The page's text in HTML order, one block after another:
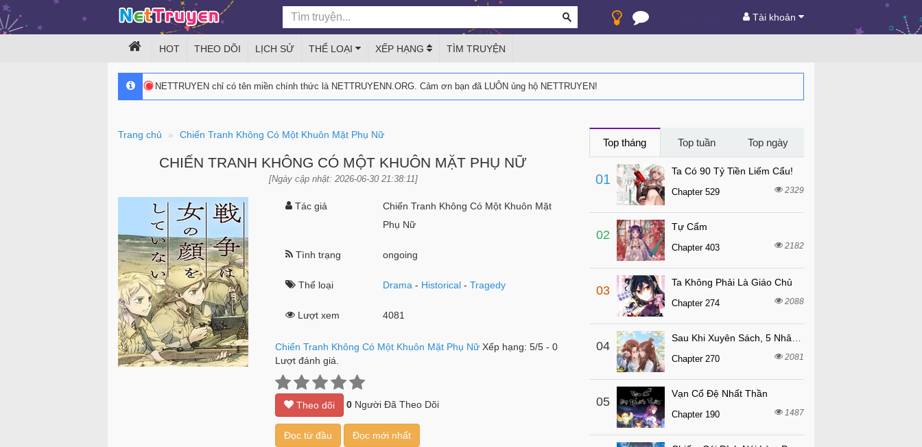
Tài khoản
HOT THEO DÕI LỊCH SỬ THỂ LOẠI XẾP HẠNG TÌM TRUYỆN
NETTRUYEN chỉ có tên miền chính thức là NETTRUYENN.ORG. Cảm ơn bạn đã LUÔN ủng hộ NETTRUYEN!
Trang chủ Chiến Tranh Không Có Một Khuôn Mặt Phụ Nữ
CHIẾN TRANH KHÔNG CÓ MỘT KHUÔN MẶT PHỤ NỮ
[Ngày cập nhật: 2026-06-30 21:38:11]
Tác giả
Chiến Tranh Không Có Một Khuôn Mặt
Phụ Nữ
Tình trạng ongoing
Thể loại Drama - Historical -Tragedy
Lượt xem 4081
Chiến Tranh Không Có Một Khuôn Mặt Phụ Nữ Xếp hạng: 5/5- 0
Lượt đánh giá.
Theo dõi 0Người Đã Theo Dõi
Đọc từ đầu Đọc mới nhất
Top tháng Top tuần Top ngày
01
Ta Có 90 Tỷ Tiền Liếm Cẩu!
Chapter 529 2329
02
Tự Cẩm
Chapter 403 2182
03
Ta Không Phải Là Giáo Chủ
Chapter 274 2088
04
Chapter 270 2081
05
Vạn Cổ Đệ Nhất Thần
Chapter 190 1487